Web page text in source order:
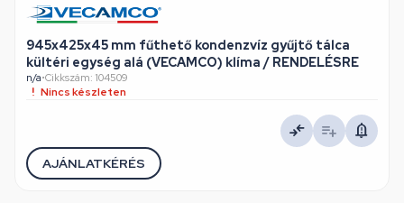
945x425x45 mm fűthető kondenzvíz gyűjtő tálca
kültéri egység alá (VECAMCO) klíma / RENDELÉSRE
n/a•Cikkszám: 104509
Nincs készleten
AJÁNLATKÉRÉS